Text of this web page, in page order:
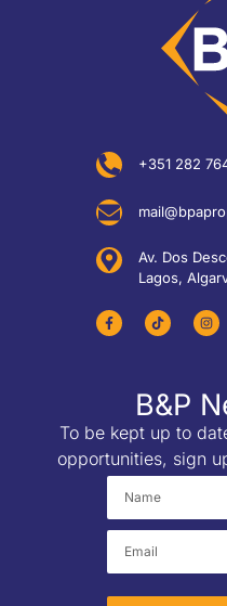
+351 282
Av. Dos
Lagos,
B&P
To be kept up to
opportunities, sign